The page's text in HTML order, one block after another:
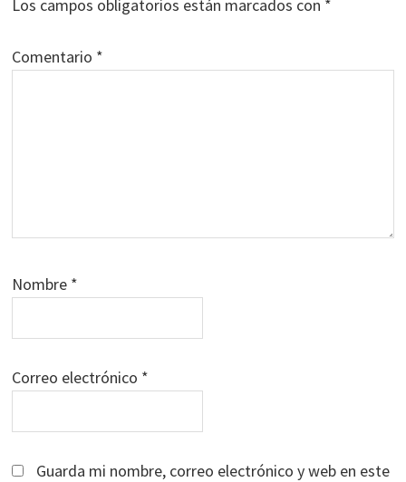
Los campos obligatorios están marcados con *
Comentario *
Nombre *
Correo electrónico *
Guarda mi nombre, correo electrónico y web en este